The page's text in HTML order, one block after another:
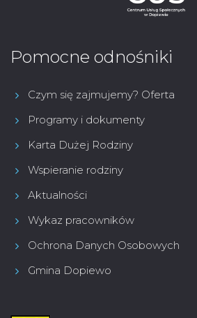
Pomocne odnośniki
Czym się zajmujemy? Oferta
Programy i dokumenty
Karta Dużej Rodziny
Wspieranie rodziny
Aktualności
Wykaz pracowników
Ochrona Danych Osobowych
Gmina Dopiewo